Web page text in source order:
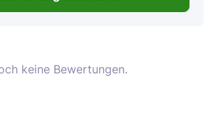
keine Bewertungen.